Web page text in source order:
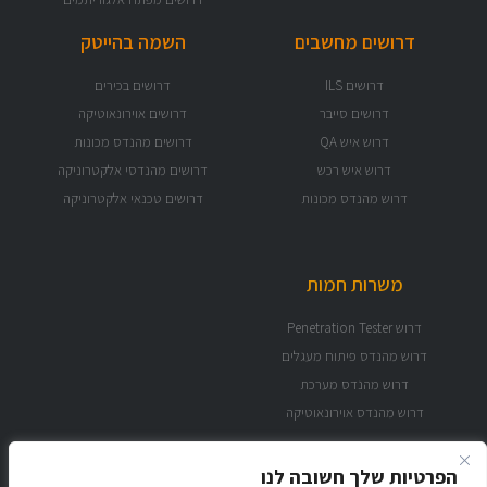
הפרטיות שלך חשובה לנו
דרושים מחשבים
דרושים ILS
דרושים סייבר
דרוש איש QA
דרוש איש רכש
דרוש מהנדס מכונות
השמה בהייטק
דרושים בכירים
דרושים אוירונאוטיקה
דרושים מהנדס מכונות
דרושים מהנדסי אלקטרוניקה
דרושים טכנאי אלקטרוניקה
משרות חמות
דרוש Penetration Tester
דרוש מהנדס פיתוח מעגלים
דרוש מהנדס מערכת
דרוש מהנדס אוירונאוטיקה